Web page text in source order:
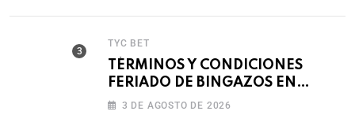
TYC BET
TÉRMINOS Y CONDICIONES
FERIADO DE BINGAZOS EN
BET593
3 DE AGOSTO DE 2026